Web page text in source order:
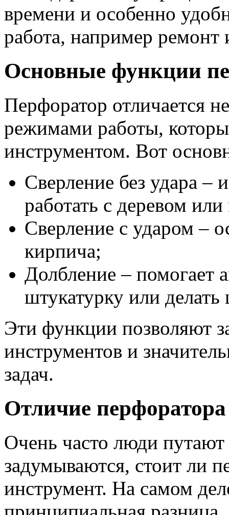
времени и особенно
работа, например ремонт
Основные функции
Перфоратор отличается
режимами работы,
инструментом. Вот
Сверление без удара –
работать с деревом
Сверление с ударом –
кирпича;
Долбление – помогает
штукатурку или
Эти функции позволяют
инструментов и
задач.
Отличие
Очень часто люди
задумываются, стоит ли
инструмент. На самом